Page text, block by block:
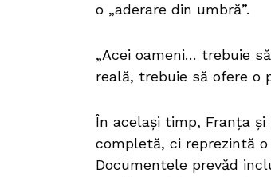
o „aderare din umbră”.
„Acei oameni… trebuie
reală, trebuie să ofere o
În același timp, Franța
completă, ci reprezintă
Documentele prevăd